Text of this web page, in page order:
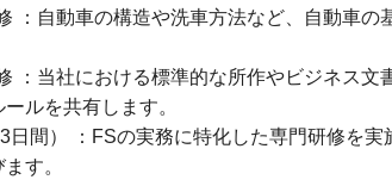
：自動車の構造や洗車方法など、自動車の
：当社における標準的な所作やビジネス文
ルを共有します。
日間） ：FSの実務に特化した専門研修を
す。